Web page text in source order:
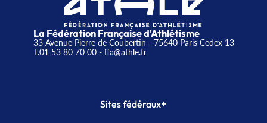
La Fédération Française d'Athlétisme
33 Avenue Pierre de Coubertin - 75640 Paris Cedex 13
T.01 53 80 70 00- ffa@athle.fr
Sites fédéraux+